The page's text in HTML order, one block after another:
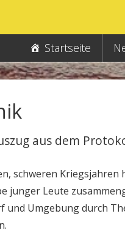
Hauptnavigation
Startseite
aus dem
schweren Kriegsjahren
junger Leute
und Umgebung durch